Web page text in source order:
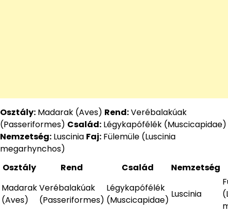
Osztály: Madarak (Aves) Rend:Verébalakúak
(Passeriformes) Család: Légykapófélék (Muscicapidae)
Nemzetség: Luscinia Faj: Fülemüle (Luscinia
megarhynchos)
Osztály
Rend Család
Nemzetség
Madarak
(Aves)
Verébalakúak
(Passeriformes)
Légykapófélék
(Muscicapidae)
Luscinia